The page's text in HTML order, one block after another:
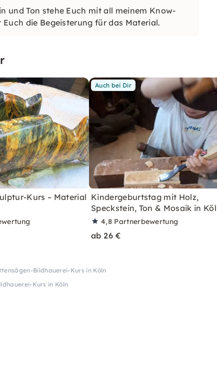
und Ton stehe Euch mit all meinem Know-
die Begeisterung für das Material.
Kurs – Material
Auch bei Dir
Kindergeburtstag mit Holz,
Speckstein, Ton & Mosaik in
4,8 Partnerbewertung
ab 26 €
Bildhauerei-Kurs in Köln
Kurs in Köln